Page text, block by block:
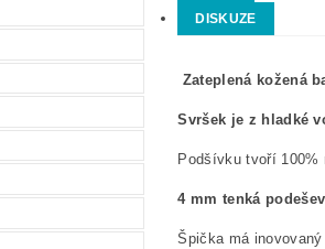
DISKUZE
Zateplená kožená
Svršek je z hladké
Podšívku tvoří
4 mm tenká
Špička má